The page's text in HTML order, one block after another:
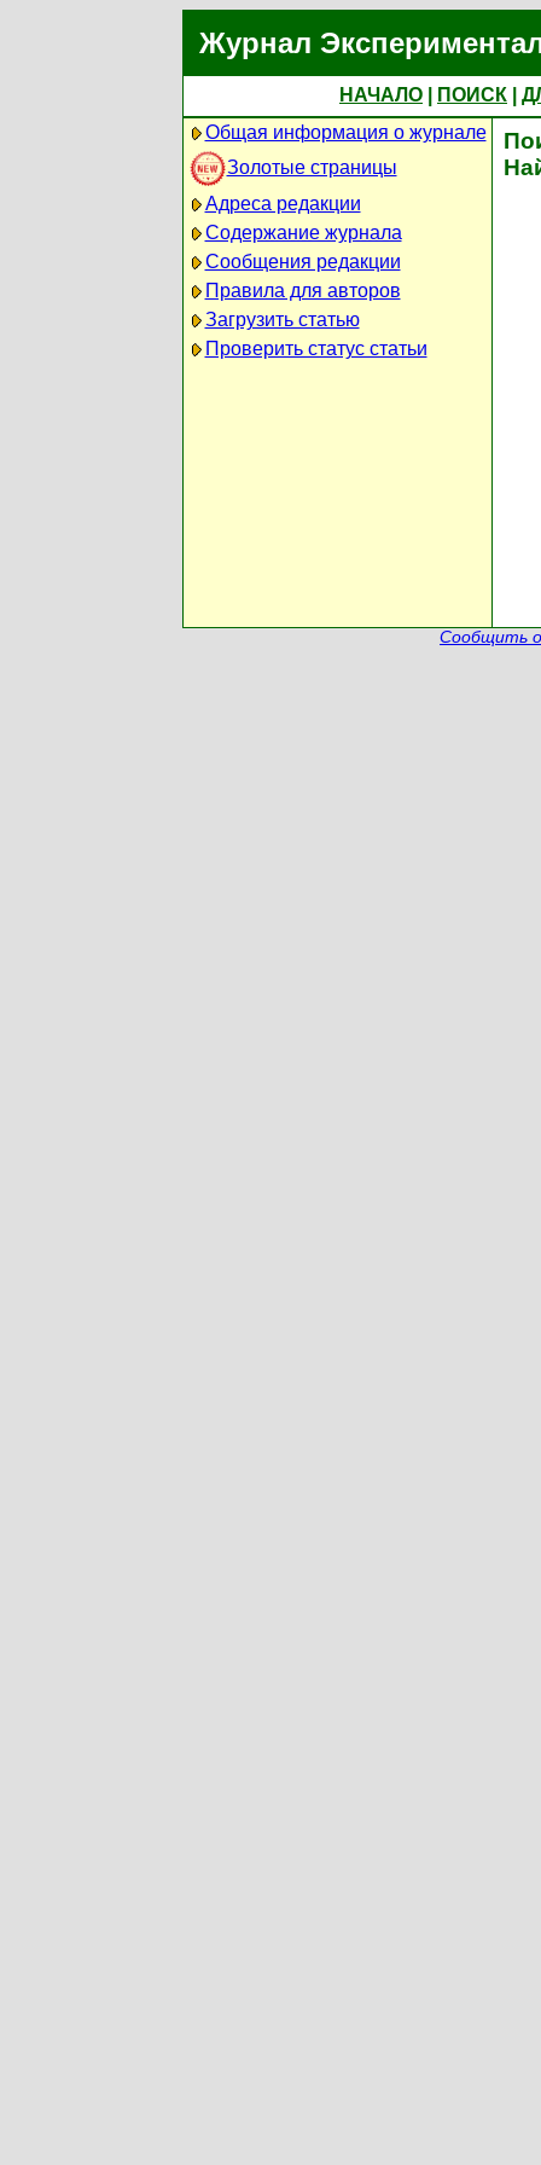
Журнал
НАЧАЛО ПОИСК
Общая информация о журнале
Золотые страницы
Адреса редакции
Содержание журнала
Сообщения редакции
Правила для авторов
Загрузить статью
Проверить статус статьи
Сообщить о